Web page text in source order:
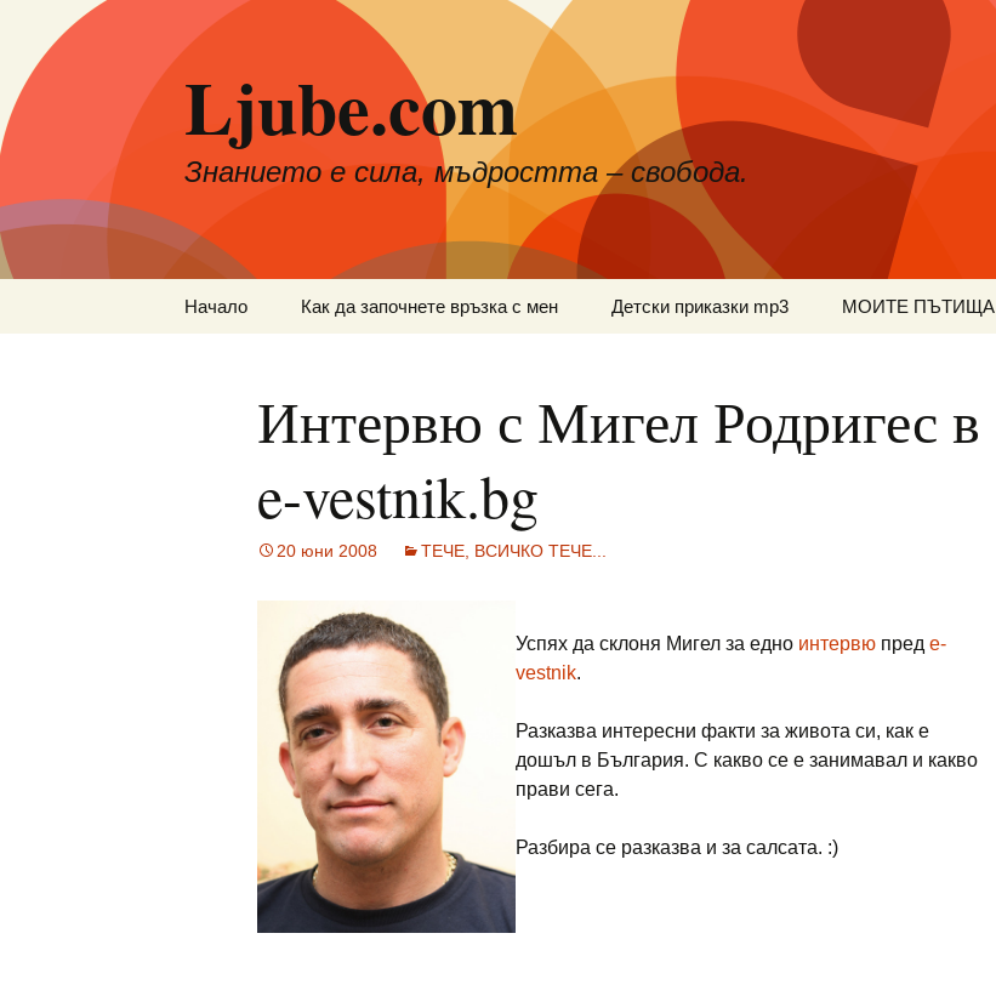
съдържанието
Ljube.com
Знанието е сила, мъдростта – свобода.
Начало Как да започнете връзка с мен Детски приказки mp3 МОИТЕ ПЪТИЩА
Интервю с Мигел Родригес в
e-vestnik.bg
20 юни 2008 ТЕЧЕ, ВСИЧКО ТЕЧЕ...
Успях да склоня Мигел за едно интервю пред e-
vestnik.
Разказва интересни факти за живота си, как е
дошъл в България. С какво се е занимавал и какво
прави сега.
Разбира се разказва и за салсата. :)